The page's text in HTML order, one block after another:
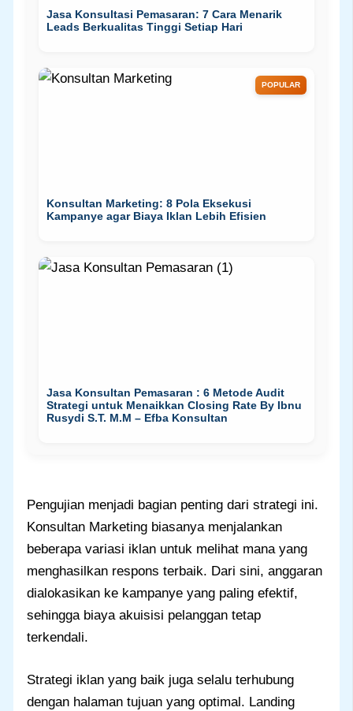
Jasa Konsultasi Pemasaran: 7 Cara Menarik
Leads Berkualitas Tinggi Setiap Hari
POPULAR
Konsultan Marketing: 8 Pola Eksekusi
Kampanye agar Biaya Iklan Lebih Efisien
Jasa Konsultan Pemasaran : 6 Metode Audit
Strategi untuk Menaikkan Closing Rate By Ibnu
Rusydi S.T. M.M – Efba Konsultan
Pengujian menjadi bagian penting dari strategi ini.
Konsultan Marketing biasanya menjalankan
beberapa variasi iklan untuk melihat mana yang
menghasilkan respons terbaik. Dari sini, anggaran
dialokasikan ke kampanye yang paling efektif,
sehingga biaya akuisisi pelanggan tetap
terkendali.
Strategi iklan yang baik juga selalu terhubung
dengan halaman tujuan yang optimal. Landing